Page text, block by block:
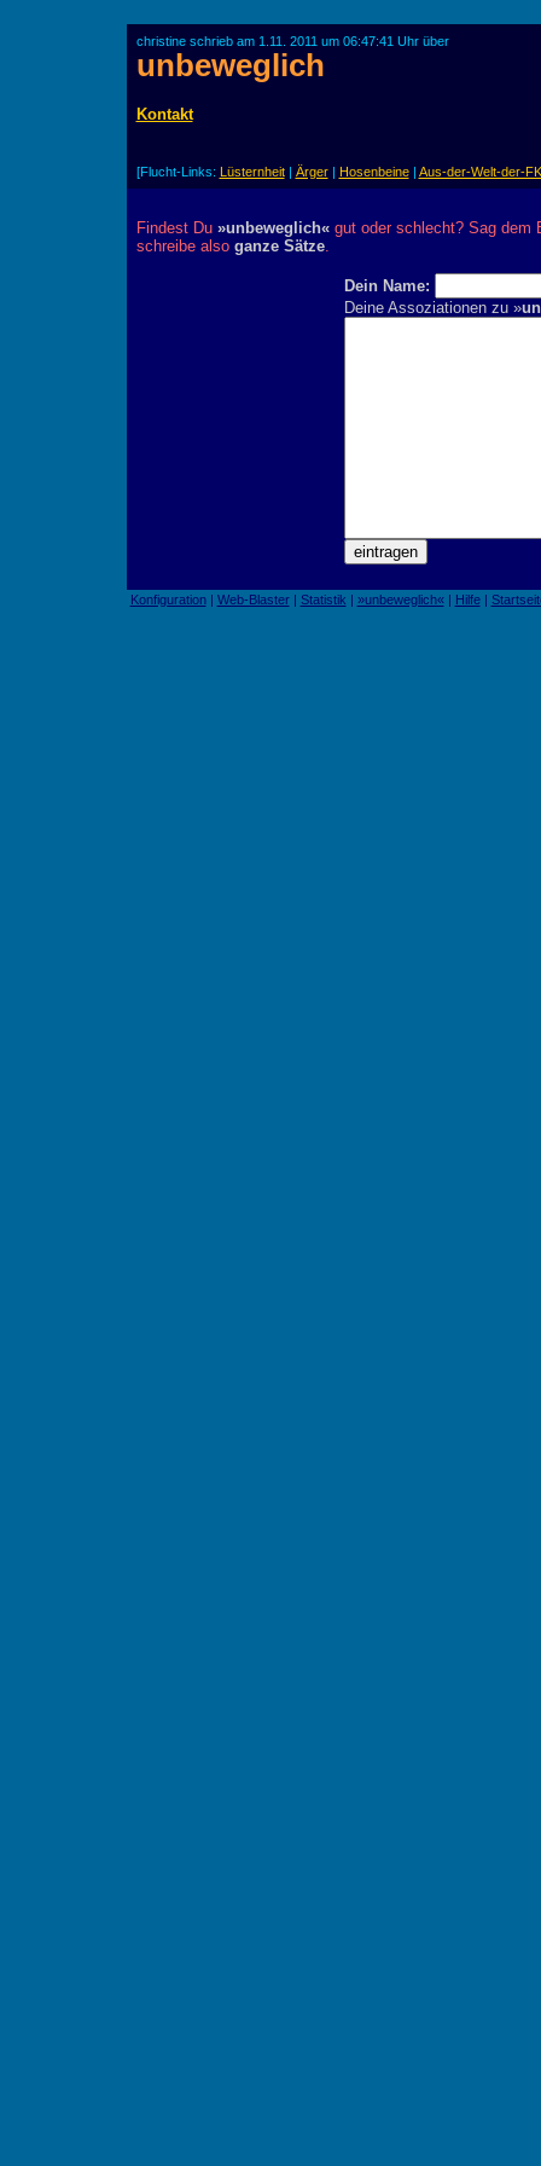
christine schrieb am 1.11. 2011 um 06:47:41 Uhr über
unbeweglich
Kontakt
[Flucht-Links: Lüsternheit| Ärger| Hosenbeine| Aus-der-Welt-der-
Findest Du »unbeweglich«gut oder schlecht? Sag dem
schreibe also ganze Sätze.
Dein Name:
Deine Assoziationen zu »
Konfiguration| Web-Blaster| Statistik | »unbeweglich«| Hilfe|